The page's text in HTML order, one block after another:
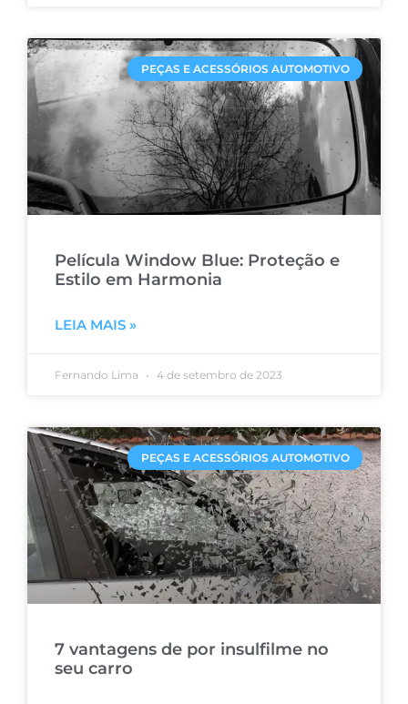
PEÇAS E ACESSÓRIOS AUTOMOTIVO
Película Window Blue: Proteção e
Estilo em Harmonia
LEIA MAIS »
Fernando Lima 4 de setembro de 2023
PEÇAS E ACESSÓRIOS AUTOMOTIVO
7 vantagens de por insulfilme no
seu carro